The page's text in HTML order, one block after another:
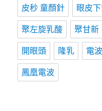
皮秒 童顏針 眼皮
聚左旋乳酸 聚甘新
開眼頭 隆乳 電
鳳凰電波